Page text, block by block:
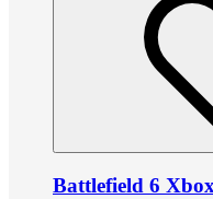
Battlefield 6